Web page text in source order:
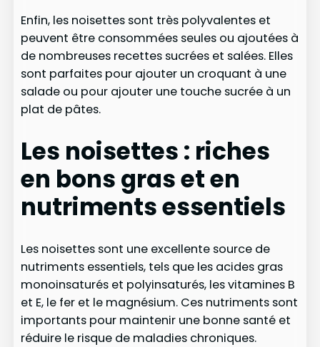
Enfin, les noisettes sont très polyvalentes et
peuvent être consommées seules ou ajoutées à
de nombreuses recettes sucrées et salées. Elles
sont parfaites pour ajouter un croquant à une
salade ou pour ajouter une touche sucrée à un
plat de pâtes.
Les noisettes : riches
en bons gras et en
nutriments essentiels
Les noisettes sont une excellente source de
nutriments essentiels, tels que les acides gras
monoinsaturés et polyinsaturés, les vitamines B
et E, le fer et le magnésium. Ces nutriments sont
importants pour maintenir une bonne santé et
réduire le risque de maladies chroniques.